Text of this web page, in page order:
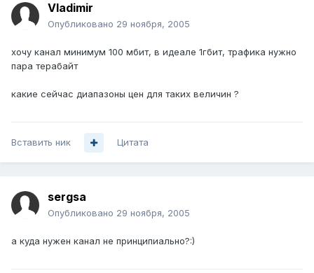
Vladimir
Опубликовано 29 ноября, 2005
хочу канал минимум 100 мбит, в идеале 1гбит, трафика нужно
пара терабайт
какие сейчас диапазоны цен для таких величин ?
Вставить ник Цитата
sergsa
Опубликовано 29 ноября, 2005
а куда нужен канал не принципиально?:)